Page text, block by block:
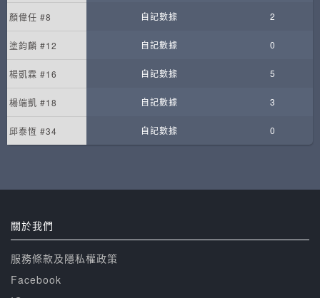
顏偉任 #8 自記數據 2
塗鈞麟 #12 自記數據 0
楊凱霖 #16 自記數據 5
楊端凱 #18 自記數據 3
邱泰恆 #34 自記數據 0
關於我們
服務條款及隱私權政策
Facebook